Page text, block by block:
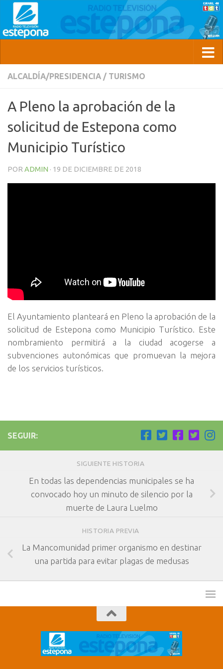
ALCALDÍA/PRESIDENCIA / TURISMO
A Pleno la aprobación de la
solicitud de Estepona como
Municipio Turístico
POR ADMIN · 19 DE DICIEMBRE DE 2018
El Ayuntamiento planteará en Pleno la aprobación de la
solicitud de Estepona como Municipio Turístico. Este
nombramiento permitirá a la ciudad acogerse a
subvenciones autonómicas que promuevan la mejora
de los servicios turísticos.
SEGUIR:
SIGUIENTE HISTORIA
En todas las dependencias municipales se ha
convocado hoy un minuto de silencio por la
muerte de Laura Luelmo
HISTORIA PREVIA
La Mancomunidad primer organismo en destinar
una partida para evitar plagas de medusas